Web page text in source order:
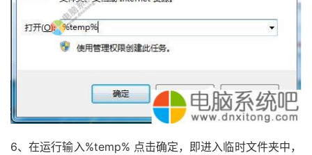
6、在运行输入%temp% 点击确定，即进入临时文件夹中，